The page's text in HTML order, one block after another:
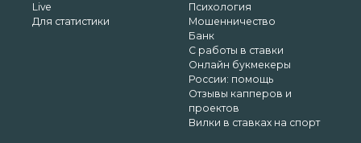
Live
Для статистики
Психология
Мошенничество
Банк
С работы в ставки
Онлайн букмекеры
России: помощь
Отзывы капперов и
проектов
Вилки в ставках на спорт